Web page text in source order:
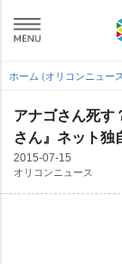
ホーム (オリコンニュー
アナゴさん死す
さん』ネット独
2015-07-15
オリコンニュース